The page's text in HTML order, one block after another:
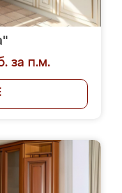
за п.м.